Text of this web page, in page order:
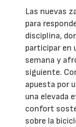
Las nuevas
para
disciplina,
participar en
semana y
siguiente.
apuesta por
una elevada
confort
sobre la